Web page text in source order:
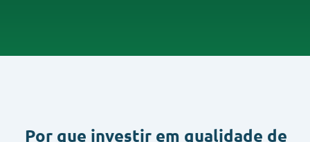
Por que investir em qualidade de